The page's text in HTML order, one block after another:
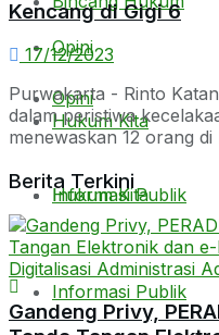
Opini
Hukum Kita
Informasi Publik
Opini
Hukum Kita
Informasi Publik
Kencang di Gigi 6
17/12/2023
Purwakarta - Rinto
dalam peristiwa
menewaskan 12 orang di
Berita Terkini
Gandeng Privy,